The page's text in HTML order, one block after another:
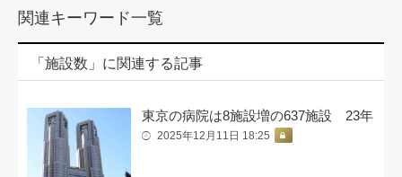
関連キーワード一覧
「施設数」に関連する記事
東京の病院は8施設増の637施設 23年
2025年12月11日 18:25